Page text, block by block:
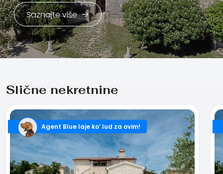
Saznajte više
Slične nekretnine
Agent Blue laje ko’ lud za ovim!